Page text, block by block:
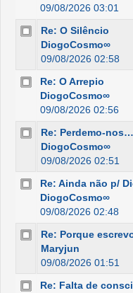
09/08/2026 03:01
Re: O Silêncio
DiogoCosmo∞
09/08/2026 02:58
Re: O Arrepio
DiogoCosmo∞
09/08/2026 02:56
Re: Perdemo-
DiogoCosmo∞
09/08/2026 02:51
Re: Ainda não p/
DiogoCosmo∞
09/08/2026 02:48
Re: Porque
Maryjun
09/08/2026 01:51
Re: Falta de